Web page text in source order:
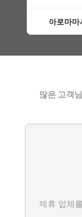
아로마마
많은 고객
제휴 업체